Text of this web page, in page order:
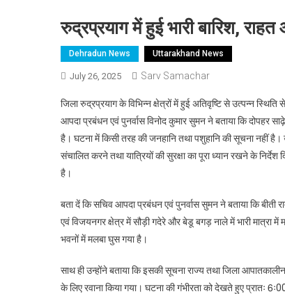
रुद्रप्रयाग में हुई भारी बारिश,
Dehradun News Uttarakhand News
July 26, 2025 Sarv Samachar
जिला रुद्रप्रयाग के विभिन्न क्षेत्रों में हुई अतिवृष्टि से उत्पन्न
आपदा प्रबंधन एवं पुनर्वास विनोद कुमार सुमन ने बताया कि दोपहर
है। घटना में किसी तरह की जनहानि तथा पशुहानि की सूचना नहीं है।
संचालित करने तथा यात्रियों की सुरक्षा का पूरा ध्यान रखने के
है।
बता दें कि सचिव आपदा प्रबंधन एवं पुनर्वास सुमन ने बताया कि
एवं विजयनगर क्षेत्र में सौड़ी गदेरे और बेडू बगड़ नाले में भारी
भवनों में मलबा घुस गया है।
साथ ही उन्होंने बताया कि इसकी सूचना राज्य तथा जिला
के लिए रवाना किया गया। घटना की गंभीरता को देखते हुए प्रातः